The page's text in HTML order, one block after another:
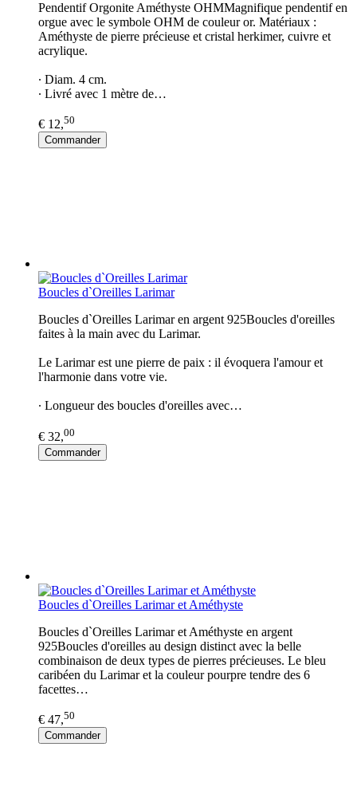
Pendentif Orgonite Améthyste OHMMagnifique pendentif en
orgue avec le symbole OHM de couleur or. Matériaux :
Améthyste de pierre précieuse et cristal herkimer, cuivre et
acrylique.
∙ Diam. 4 cm.
∙ Livré avec 1 mètre de…
€ 12,50
Commander
Boucles d`Oreilles Larimar
Boucles d`Oreilles Larimar en argent 925Boucles d'oreilles
faites à la main avec du Larimar.
Le Larimar est une pierre de paix : il évoquera l'amour et
l'harmonie dans votre vie.
∙ Longueur des boucles d'oreilles avec…
€ 32,00
Commander
Boucles d`Oreilles Larimar et Améthyste
Boucles d`Oreilles Larimar et Améthyste en argent
925Boucles d'oreilles au design distinct avec la belle
combinaison de deux types de pierres précieuses. Le bleu
caribéen du Larimar et la couleur pourpre tendre des 6
facettes…
€ 47,50
Commander